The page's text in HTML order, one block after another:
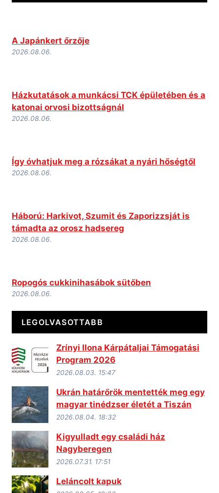
A Japánkert őrzője
2026.08.06.
Házkutatások a munkácsi TCK épületében és a
katonai orvosi bizottságnál
2026.08.06.
Így óvhatjuk meg a rózsákat a nyári hőségtől
2026.08.06.
Háború: Harkivot, Szumit és Zaporizzsját is
támadta az orosz hadsereg
2026.08.06.
Ropogós cukkinihasábok sütőben
2026.08.06.
LEGOLVASOTTABB
Zrínyi Ilona Kárpátaljai Támogatási
Program 2026
2026.08.03. 15:47
Ukrán határőrök mentették meg egy
magyar tinédzser életét a Tiszán
2026.08.04. 18:32
Kigyulladt egy családi ház
Nagyberegen
2026.07.31. 17:51
Leláncolt kapuk